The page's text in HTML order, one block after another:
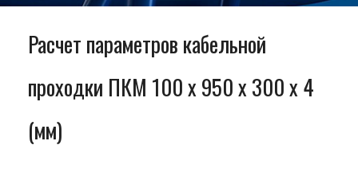
Расчет параметров кабельной
проходки ПКМ 100 x 950 x 300 x 4
(мм)